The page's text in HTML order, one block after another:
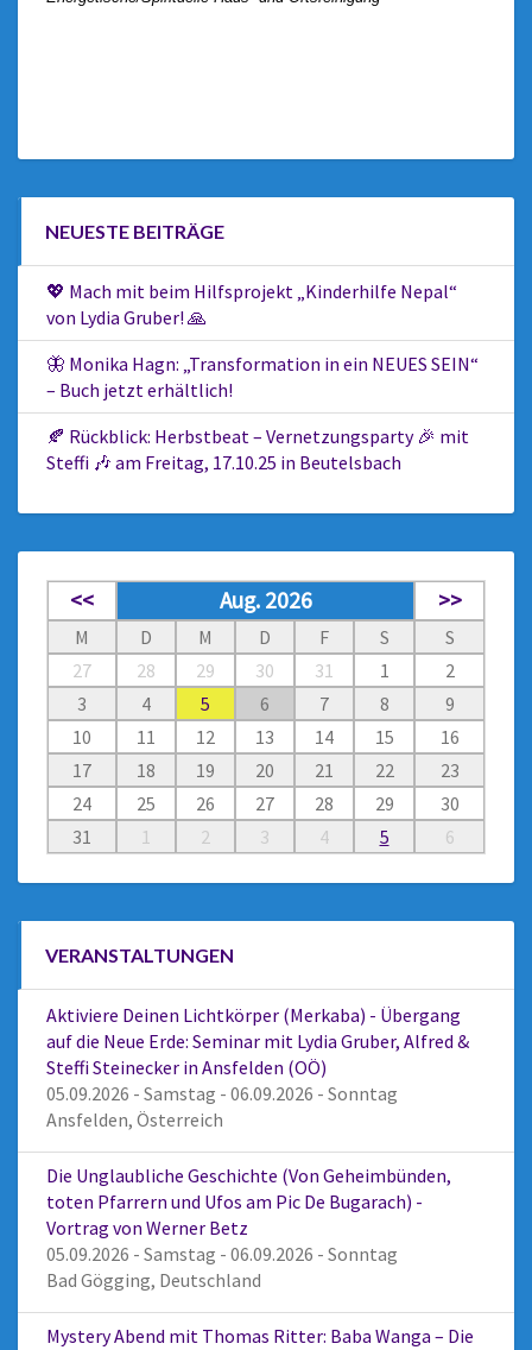
NEUESTE BEITRÄGE
💖 Mach mit beim Hilfsprojekt „Kinderhilfe Nepal“
von Lydia Gruber! 🙏
🦋 Monika Hagn: „Transformation in ein NEUES SEIN“
– Buch jetzt erhältlich!
🍂 Rückblick: Herbstbeat – Vernetzungsparty 🎉 mit
Steffi 🎶 am Freitag, 17.10.25 in Beutelsbach
<< Aug. 2026 >>
M D M D F S
S
27
28 29 30 31 1
2
3
4 5 6 7 8
9
10
11 12 13 14 15
16
17
18 19 20 21 22
23
24
25 26 27 28 29
30
31
1 2 3 4 5 6
VERANSTALTUNGEN
Aktiviere Deinen Lichtkörper (Merkaba) - Übergang
auf die Neue Erde: Seminar mit Lydia Gruber, Alfred &
Steffi Steinecker in Ansfelden (OÖ)
05.09.2026 - Samstag - 06.09.2026 - Sonntag
Ansfelden, Österreich
Die Unglaubliche Geschichte (Von Geheimbünden,
toten Pfarrern und Ufos am Pic De Bugarach) -
Vortrag von Werner Betz
05.09.2026 - Samstag - 06.09.2026 - Sonntag
Bad Gögging, Deutschland
Mystery Abend mit Thomas Ritter: Baba Wanga – Die